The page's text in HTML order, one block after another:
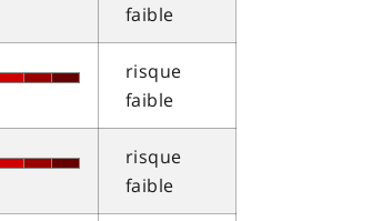
faible
risque
faible
risque
faible